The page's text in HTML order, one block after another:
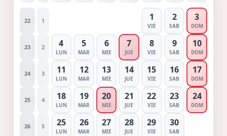
22 1 1
VIE
2
SAB
3
DOM
23 2 4
LUN
5
MAR
6
MIE
7
JUE
8
VIE
9
SAB
10
DOM
24 3 11
LUN
12
MAR
13
MIE
14
JUE
15
VIE
16
SAB
17
DOM
25 4 18
LUN
19
MAR
20
MIE
21
JUE
22
VIE
23
SAB
24
DOM
26 5 25
LUN
26
MAR
27
MIE
28
JUE
29
VIE
30
SAB